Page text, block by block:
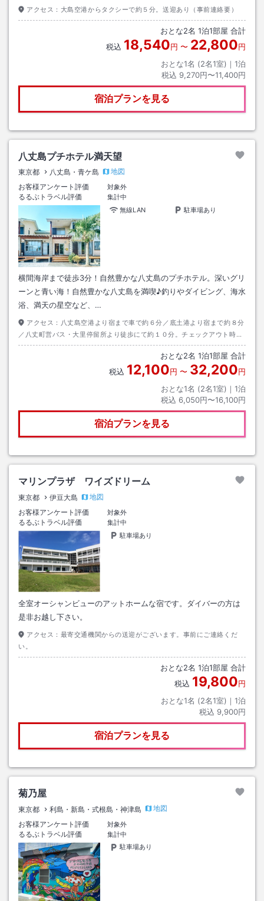
アクセス： 大島空港からタクシーで約５分。送迎あり（事前連絡要）
おとな2名 1泊1部屋 合計
税込 18,540円 〜 22,800円
おとな1名 (2名1室)｜ 1泊
税込 9,270円〜11,400円
宿泊プランを見る
八丈島プチホテル満天望
東京都 八丈島・青ケ島
地図
お客様アンケート評価
対象外
るるぶトラベル評価
集計中
無線LAN
駐車場あり
横間海岸まで徒歩3分！自然豊かな八丈島のプチホテル。深いグリ
ーンと青い海！自然豊かな八丈島を満喫♪釣りやダイビング、海水
浴、満天の星空など、…
アクセス： 八丈島空港より宿まで車で約６分／底土港より宿まで約８分
／八丈町営バス・大里停留所より徒歩にて約１０分。チェックアウト時の
空港、または港までのお送りは行っております（要予約）
おとな2名 1泊1部屋 合計
税込 12,100円 〜 32,200円
おとな1名 (2名1室)｜ 1泊
税込 6,050円〜16,100円
宿泊プランを見る
マリンプラザ ワイズドリーム
東京都 伊豆大島
地図
お客様アンケート評価
対象外
るるぶトラベル評価
集計中
駐車場あり
全室オーシャンビューのアットホームな宿です。ダイバーの方は
是非お越し下さい。
アクセス： 最寄交通機関からの送迎がございます。事前にご連絡くだ
い。
おとな2名 1泊1部屋 合計
税込 19,800円
おとな1名 (2名1室)｜ 1泊
税込 9,900円
宿泊プランを見る
菊乃屋
東京都 利島・新島・式根島・神津島
地図
お客様アンケート評価
対象外
るるぶトラベル評価
集計中
駐車場あり